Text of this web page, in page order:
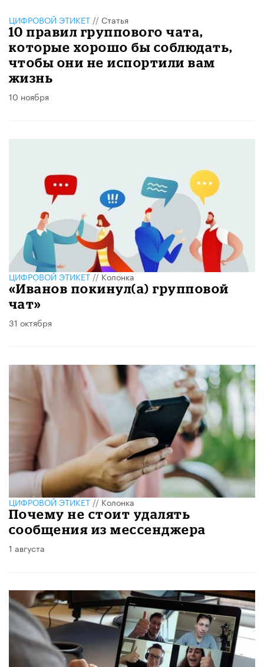
ЦИФРОВОЙ ЭТИКЕТ // Статья
10 правил группового чата,
которые хорошо бы соблюдать,
чтобы они не испортили вам
жизнь
10 ноября
ЦИФРОВОЙ ЭТИКЕТ//Колонка
«Иванов покинул(а) групповой
чат»
31 октября
ЦИФРОВОЙ ЭТИКЕТ//Колонка
Почему не стоит удалять
сообщения из мессенджера
1 августа